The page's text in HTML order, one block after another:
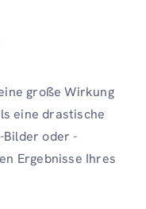
große Wirkung
eine drastische
oder -
Ergebnisse Ihres